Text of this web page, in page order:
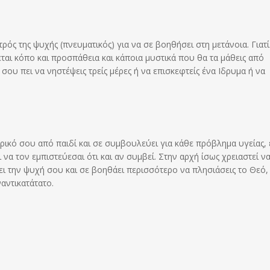
της ψυχής (πνευματικός) για να σε βοηθήσει στη μετάνοια.
κόπο και προσπάθεια και κάποια μυστικά που θα τα μάθεις από
πει να νηστέψεις τρείς μέρες ή να επισκεφτείς ένα Ιδρυμα ή να
σου από παιδί και σε συμβουλεύει για κάθε πρόβλημα υγείας,
τον εμπιστεύεσαι ότι και αν συμβεί. Στην αρχή ίσως χρειαστεί να
την ψυχή σου και σε βοηθάει περισσότερο να πλησιάσεις το